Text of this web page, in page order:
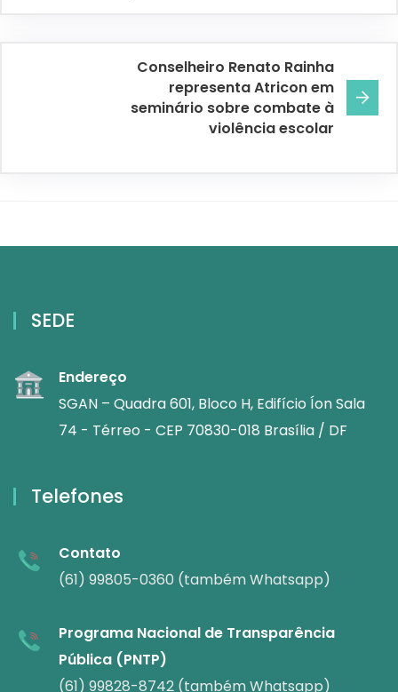
Conselheiro Renato Rainha
representa Atricon em
seminário sobre combate à
violência escolar
SEDE
Endereço
SGAN – Quadra 601, Bloco H, Edifício Íon Sala
74 - Térreo - CEP 70830-018 Brasília / DF
Telefones
Contato
(61) 99805-0360 (também Whatsapp)
Programa Nacional de Transparência
Pública (PNTP)
(61) 99828-8742 (também Whatsapp)